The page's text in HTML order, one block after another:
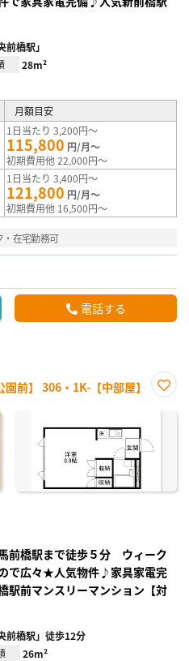
前橋駅」
28m²
月額目安
1日当たり 3,200円～
115,800 円/月～
初期費用他 22,000円～
1日当たり 3,400円～
121,800 円/月～
初期費用他 16,500円～
・在宅勤務可
電話する
前】 306・1K-【中部屋】
に入
前橋駅まで徒歩５分 ウィーク
で広々★人気物件♪家具家電完
前マンスリーマンション【対
前橋駅」徒歩12分
26m²